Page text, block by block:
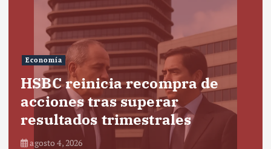
Economía
HSBC reinicia recompra de
acciones tras superar
resultados trimestrales
agosto 4, 2026